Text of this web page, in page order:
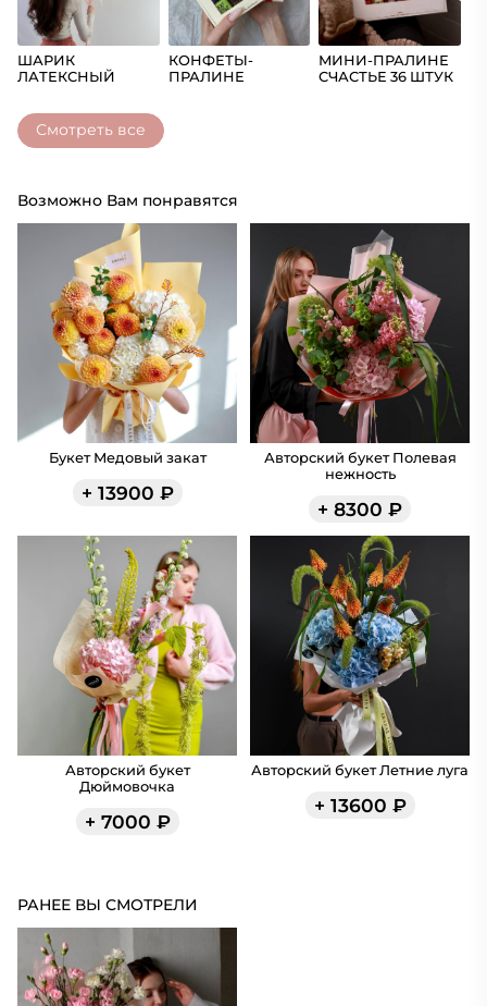
ШАРИК
ЛАТЕКСНЫЙ
КОНФЕТЫ-
ПРАЛИНЕ
МИНИ-ПРАЛИНЕ
СЧАСТЬЕ 36 ШТУК
Смотреть все
Возможно Вам понравятся
Букет Медовый закат
+ 13900 ₽
Авторский букет Полевая
нежность
+ 8300 ₽
Авторский букет
Дюймовочка
+ 7000 ₽
Авторский букет Летние луга
+ 13600 ₽
РАНЕЕ ВЫ СМОТРЕЛИ